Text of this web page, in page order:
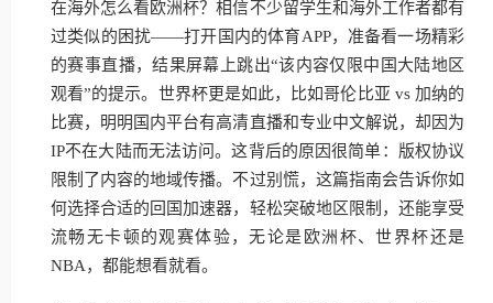
在海外怎么看欧洲杯？相信不少留学生和海外工作者都有
过类似的困扰——打开国内的体育APP，准备看一场精彩
的赛事直播，结果屏幕上跳出“该内容仅限中国大陆地区
观看”的提示。世界杯更是如此，比如哥伦比亚 vs 加纳的
比赛，明明国内平台有高清直播和专业中文解说，却因为
IP不在大陆而无法访问。这背后的原因很简单：版权协议
限制了内容的地域传播。不过别慌，这篇指南会告诉你如
何选择合适的回国加速器，轻松突破地区限制，还能享受
流畅无卡顿的观赛体验，无论是欧洲杯、世界杯还是
NBA，都能想看就看。